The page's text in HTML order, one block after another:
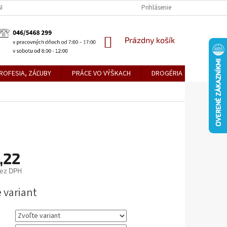
TEPLICE DOPRAVA A PLATBY
Prihlásenie
NÁKUPNÝ
Prázdny košík
ZÁĽUBY PRÁCE VO VÝŠKACH DROGÉRIA
DPH
variant